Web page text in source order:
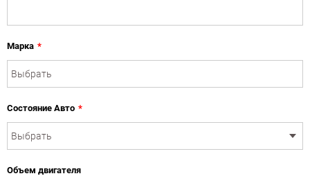
Марка *
Состояние Авто *
Объем двигателя